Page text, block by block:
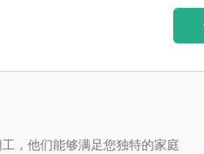
，他们能够满足您独特的家庭